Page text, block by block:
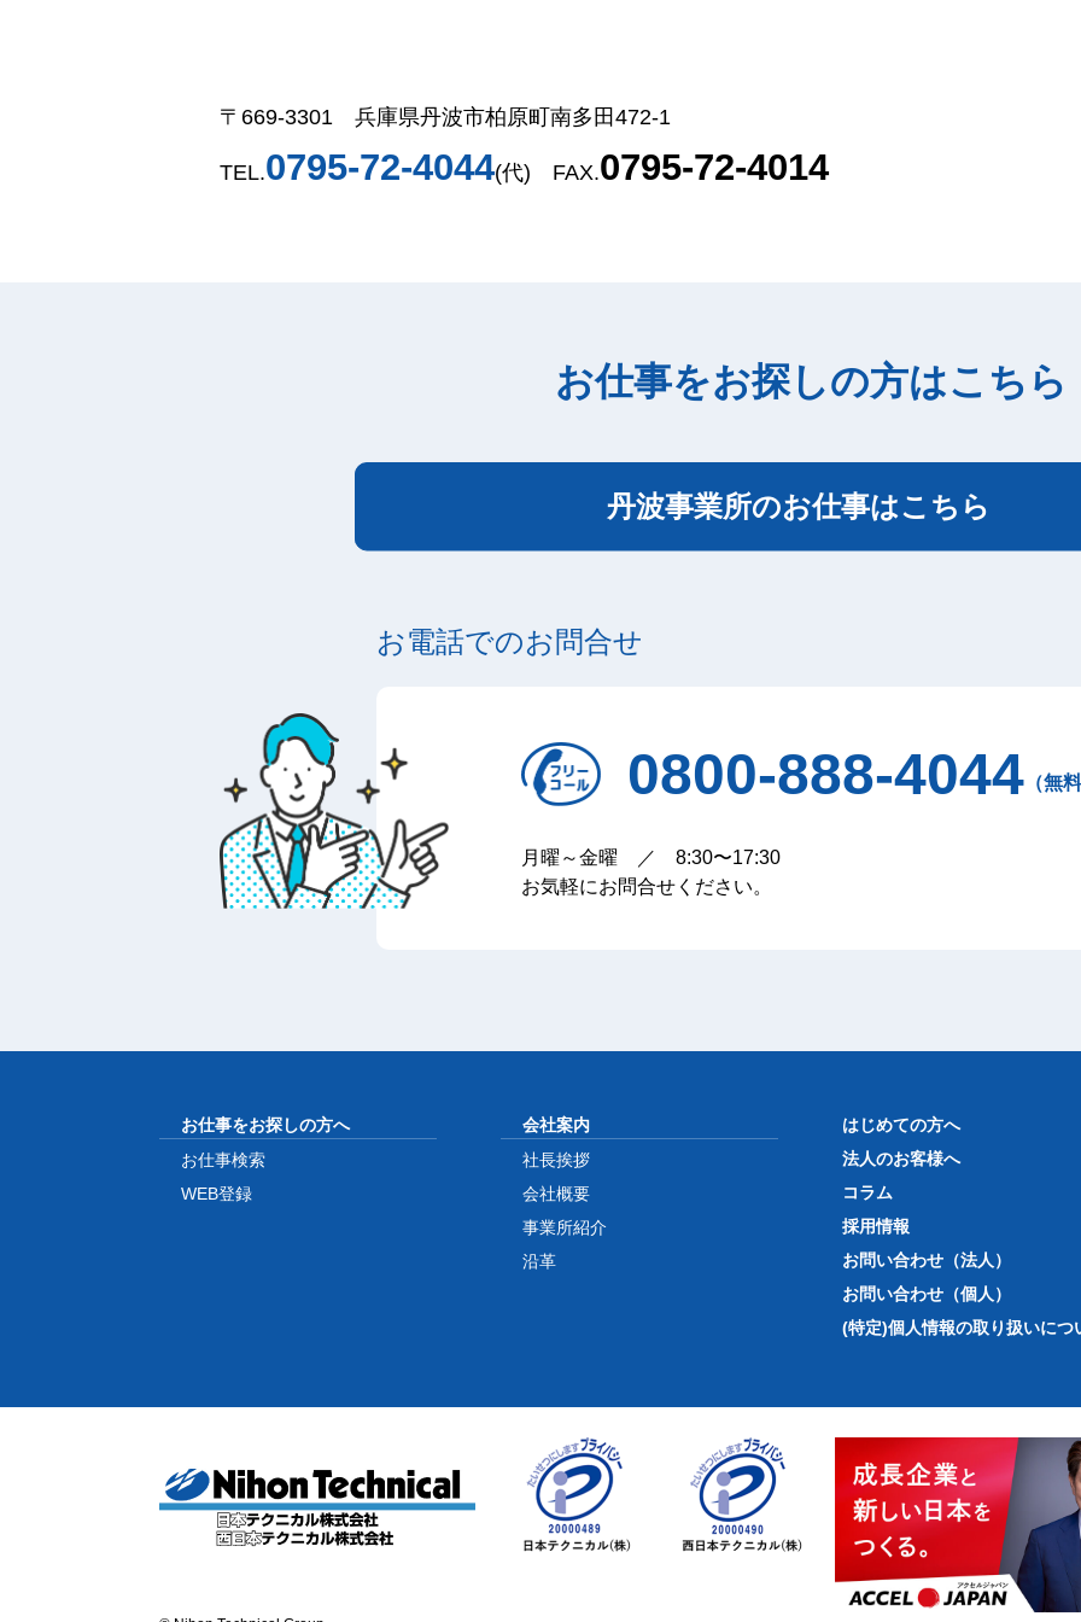
〒669-3301 兵庫県丹波市柏原町南多田472-1
TEL.0795-72-4044(代) FAX.0795-72-4014
お仕事をお探しの方はこちら
丹波事業所のお仕事はこちら
お電話でのお問合せ
0800-888-4044（無
月曜～金曜 ／ 8:30〜17:30
お気軽にお問合せください。
お仕事をお探しの方へ
お仕事検索
WEB登録
会社案内
社長挨拶
会社概要
事業所紹介
沿革
はじめての方へ
法人のお客様へ
コラム
採用情報
お問い合わせ（法人）
お問い合わせ（個人）
(特定)個人情報の取り扱いにつ